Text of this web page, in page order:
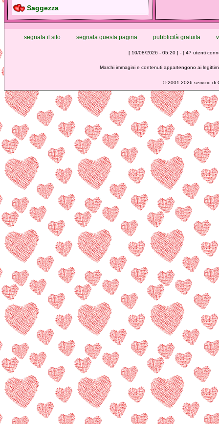
Saggezza
segnala il sito segnala questa pagina pubblicità gratuita
[ 10/08/2026 - 05:20 ] - [ 47 utenti
Marchi immagini e contenuti appartengono ai
©2001-2026 servizio di